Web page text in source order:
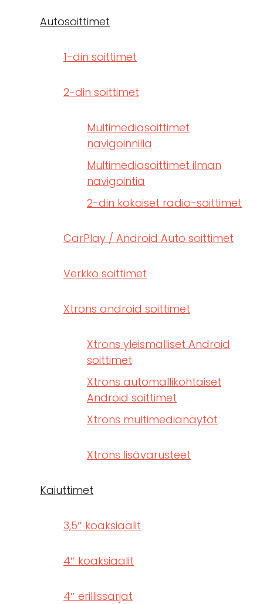
Autosoittimet
1-din soittimet
2-din soittimet
Multimediasoittimet
navigoinnilla
Multimediasoittimet ilman
navigointia
2-din kokoiset radio-soittimet
CarPlay / Android Auto soittimet
Verkko soittimet
Xtrons android soittimet
Xtrons yleismalliset Android
soittimet
Xtrons automallikohtaiset
Android soittimet
Xtrons multimedianäytöt
Xtrons lisävarusteet
Kaiuttimet
3,5″ koaksiaalit
4″ koaksiaalit
4″ erillissarjat